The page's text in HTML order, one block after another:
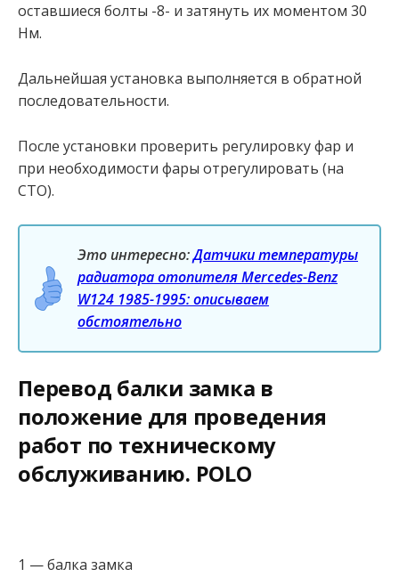
оставшиеся болты -8- и затянуть их моментом 30
Нм.
Дальнейшая установка выполняется в обратной
последовательности.
После установки проверить регулировку фар и
при необходимости фары отрегулировать (на
СТО).
Это интересно:Датчики температуры
радиатора отопителя Mercedes-Benz
W124 1985-1995: описываем
обстоятельно
Перевод балки замка в
положение для проведения
работ по техническому
обслуживанию. POLO
1 — балка замка